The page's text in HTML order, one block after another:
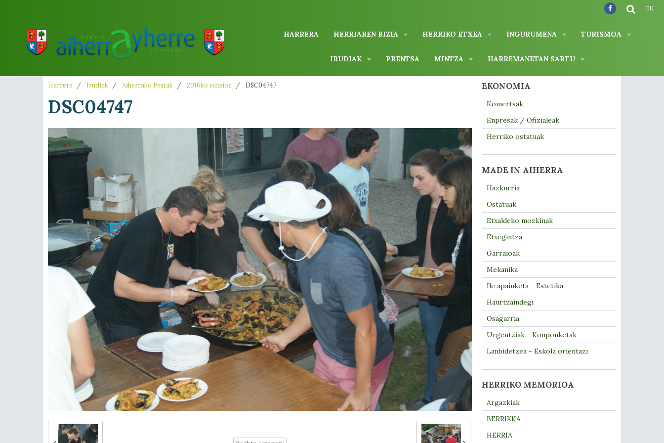
HARRERA HERRIAREN BIZIA HERRIKO ETXEA INGURUMENA TURISMOA
IRUDIAK PRENTSA MINTZA HARREMANETAN SARTU
EU
Harrera Irudiak Aiherrako Pestak 2016ko edizioa DSC04747
DSC04747
EKONOMIA
Komertsak
Enpresak / Ofizialeak
Herriko ostatuak
MADE IN AIHERRA
Hazkurria
Ostatuak
Etxaldeko mozkinak
Etxegintza
Garraioak
Mekanika
Ile apainketa - Estetika
Haurtzaindegi
Osagarria
Urgentziak - Konponketak
Lanbidetzea - Eskola orientazi
HERRIKO MEMORIOA
Argazkiak
BERRIXKA
HERRIA